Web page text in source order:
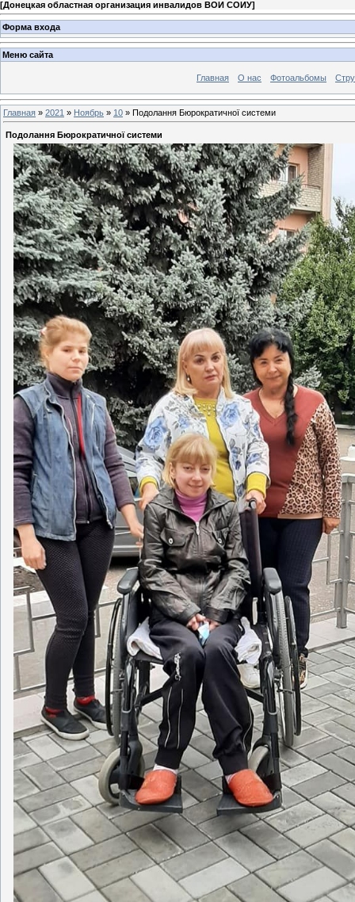
[Донецкая областная организация инвалидов ВОИ СОИУ]
Форма входа
Меню сайта
Главная О нас Фотоальбомы
Главная » 2021 » Ноябрь » 10 » Подолання Бюрократичної системи
Подолання Бюрократичної системи